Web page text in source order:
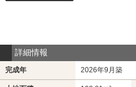
詳細情報
完成年 2026年9月築